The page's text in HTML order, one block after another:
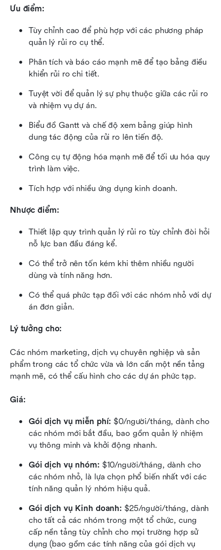
Ưu điểm:
Tùy chỉnh cao để phù hợp với các phương pháp
quản lý rủi ro cụ thể.
Phân tích và báo cáo mạnh mẽ để tạo bảng điều
khiển rủi ro chi tiết.
Tuyệt vời để quản lý sự phụ thuộc giữa các rủi ro
và nhiệm vụ dự án.
Biểu đồ Gantt và chế độ xem bảng giúp hình
dung tác động của rủi ro lên tiến độ.
Công cụ tự động hóa mạnh mẽ để tối ưu hóa quy
trình làm việc.
Tích hợp với nhiều ứng dụng kinh doanh.
Nhược điểm:
Thiết lập quy trình quản lý rủi ro tùy chỉnh đòi hỏi
nỗ lực ban đầu đáng kể.
Có thể trở nên tốn kém khi thêm nhiều người
dùng và tính năng hơn.
Có thể quá phức tạp đối với các nhóm nhỏ với dự
án đơn giản.
Lý tưởng cho:
Các nhóm marketing, dịch vụ chuyên nghiệp và sản
phẩm trong các tổ chức vừa và lớn cần một nền tảng
mạnh mẽ, có thể cấu hình cho các dự án phức tạp.
Giá:
Gói dịch vụ miễn phí: $0/người/tháng, dành cho
các nhóm mới bắt đầu, bao gồm quản lý nhiệm
vụ thông minh và khởi động nhanh.
Gói dịch vụ nhóm: $10/người/tháng, dành cho
các nhóm nhỏ, là lựa chọn phổ biến nhất với các
tính năng quản lý nhóm hiệu quả.
Gói dịch vụ Kinh doanh: $25/người/tháng, dành
cho tất cả các nhóm trong một tổ chức, cung
cấp nền tảng tùy chỉnh cho mọi trường hợp sử
dụng (bao gồm các tính năng của gói dịch vụ